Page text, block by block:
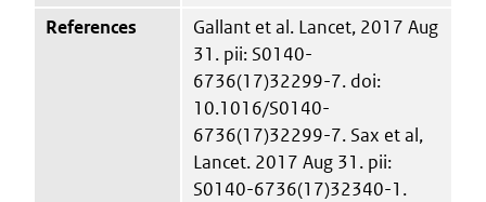
References
Gallant et al. Lancet, 2017 Aug
31. pii: S0140-
6736(17)32299-7. doi:
10.1016/S0140-
6736(17)32299-7. Sax et al,
Lancet. 2017 Aug 31. pii:
S0140-6736(17)32340-1.